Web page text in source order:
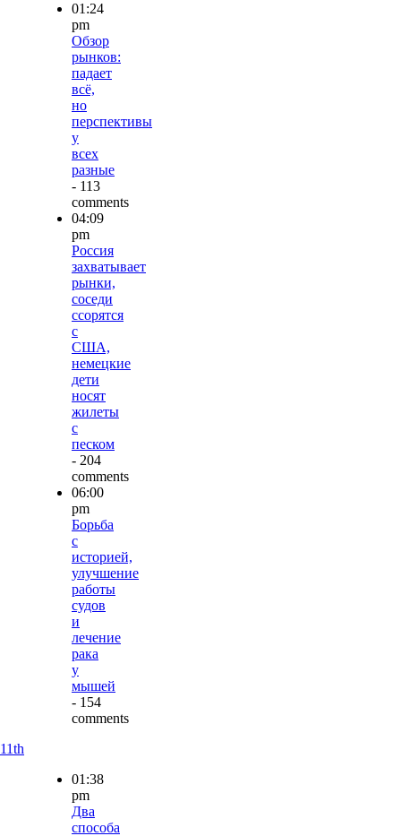
01:24
pm
Обзор
рынков:
падает
всё,
но
перспективы
у
всех
разные
- 113
comments
04:09
pm
Россия
захватывает
рынки,
соседи
ссорятся
с
США,
немецкие
дети
носят
жилеты
с
песком
- 204
comments
06:00
pm
Борьба
с
историей,
улучшение
работы
судов
и
лечение
рака
у
мышей
- 154
comments
11th
01:38
pm
Два
способа